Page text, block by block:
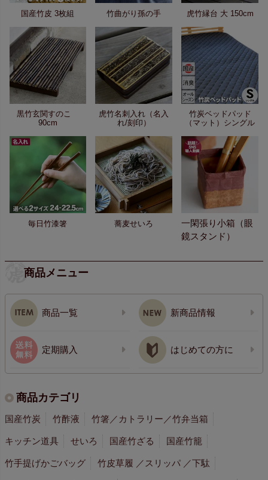
国産竹皮 3枚組 竹曲がり孫の手 虎竹縁台 大 150cm
黒竹玄関すのこ
90cm
虎竹名刺入れ（名入
れ/刻印）
竹炭ベッドパッド
（マット）シングル
毎日竹漆箸 蕎麦せいろ
一閑張り小箱（眼
鏡スタンド）
商品メニュー
商品一覧 新商品情報
定期購入 はじめての方に
商品カテゴリ
国産竹炭 竹酢液 竹箸／カトラリー／竹弁当箱
キッチン道具 せいろ 国産竹ざる 国産竹籠
竹手提げかごバッグ 竹皮草履 ／スリッパ ／下駄